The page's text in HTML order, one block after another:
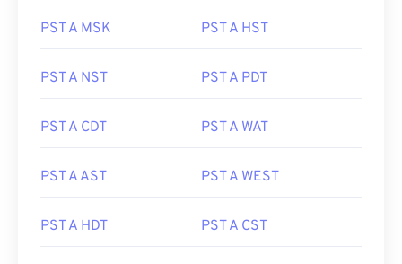
PST A MSK PST A HST
PST A NST PST A PDT
PST A CDT PST A WAT
PST A AST PST A WEST
PST A HDT PST A CST